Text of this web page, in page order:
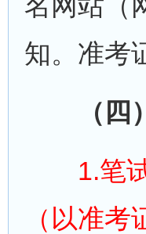
知。准考
（四
1.笔试
（以准考